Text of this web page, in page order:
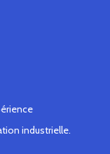
industrielle.